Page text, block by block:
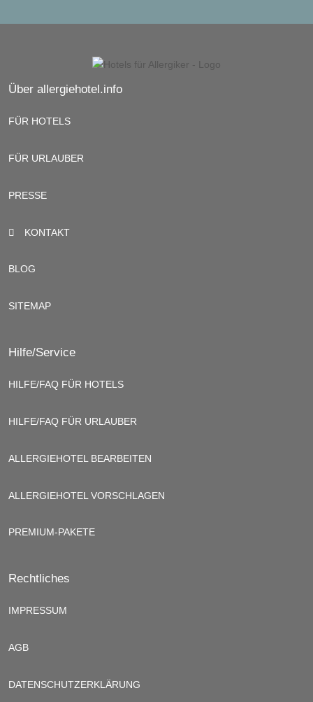
Über allergiehotel.info
FÜR HOTELS
FÜR URLAUBER
PRESSE
KONTAKT
BLOG
SITEMAP
Hilfe/Service
HILFE/FAQ FÜR HOTELS
HILFE/FAQ FÜR URLAUBER
ALLERGIEHOTEL BEARBEITEN
ALLERGIEHOTEL VORSCHLAGEN
PREMIUM-PAKETE
Rechtliches
IMPRESSUM
AGB
DATENSCHUTZERKLÄRUNG